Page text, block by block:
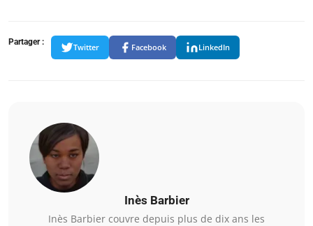
Partager :
Twitter Facebook LinkedIn
Inès Barbier
Inès Barbier couvre depuis plus de dix ans les